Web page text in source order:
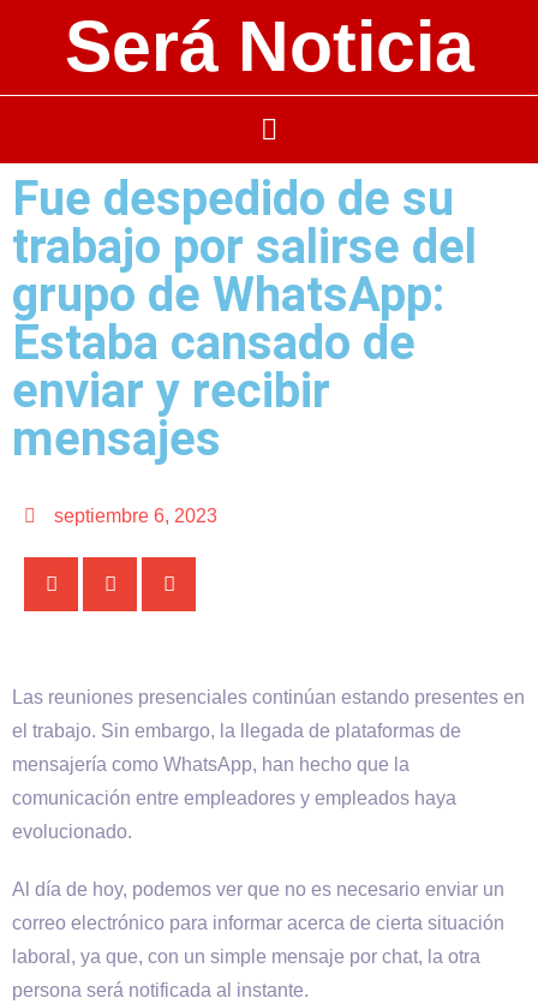
Será Noticia
Fue despedido de su
trabajo por salirse del
grupo de WhatsApp:
Estaba cansado de
enviar y recibir
mensajes
septiembre 6, 2023
Las reuniones presenciales continúan estando presentes en
el trabajo. Sin embargo, la llegada de plataformas de
mensajería como WhatsApp, han hecho que la
comunicación entre empleadores y empleados haya
evolucionado.
Al día de hoy, podemos ver que no es necesario enviar un
correo electrónico para informar acerca de cierta situación
laboral, ya que, con un simple mensaje por chat, la otra
persona será notificada al instante.